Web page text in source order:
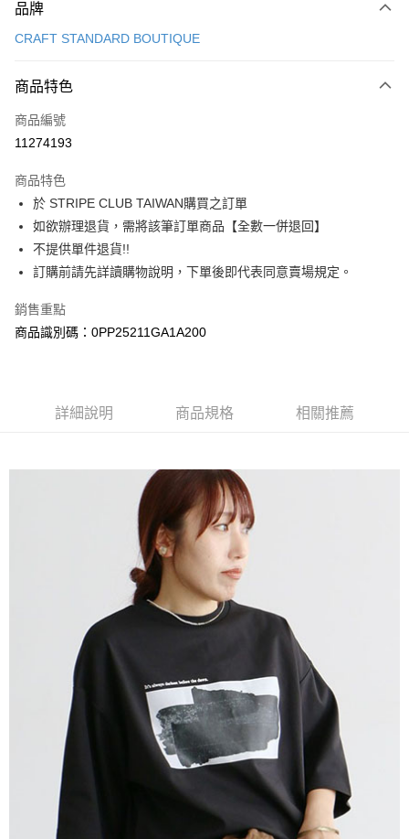
信用卡一次付款
3 期 0 利率 每期
合作金庫商業銀行
上海商業儲蓄銀行
臺灣中小企業銀行
匯豐（台灣）商業銀行
華泰商業銀行
聯邦商業銀行
遠東國際商業銀行
元大商業銀行
玉山商業銀行
星展（台灣）商業銀行
台灣樂天信用卡公司
超商取貨付款
LINE Pay
Apple Pay
街口支付
悠遊付
大哥付你分期
相關說明
流程，驗證手機門號後，選擇欲分期的期數、繳款截止日，確認付款後即完
消。如遇「轉專審核」未通過狀況，表示未達大哥付你分期系統評分，恕無
1.分期款項不併入電信帳單，「大哥付你分期」於每月結算日後寄送繳費提
2.透過簡訊連結打開帳單後，可選擇「超商條碼／台灣大直營門市／銀行轉
帳／街口支付／iPASS MONEY」等通路繳費。
1.本服務係由「台灣大哥大股份有限公司」（以下簡稱本公司）所提供，讓
用戶於交易時，得透過本服務購買商品或服務，並由商店將買賣／分期付款
買賣價金債權讓與本公司後，依約使用本公司帳單繳交帳款。
2.基於同意付款使用「大哥付你分期」之契約關係目的，商店將以您的個人
資料（包含姓名、電話或地址）提供予台灣大哥大進項蒐集、處理及利用，
由本公司與您本人進行分期帳單所需資料之確認、核對及更正。
3.完整用戶服務條款，請詳閱以下連結：
https://oppay.tw/userRule
【關於「AFTEE先享後付」】
１．簡單：不需註冊會員、不需綁卡、不需儲值。
２．便利：只要手機號碼，簡訊認證，即可結帳。
３．安心：先確認商品／服務後，再付款。
【「AFTEE先享後付」結帳流程】
１．於結帳方式選擇「AFTEE先享後付」後，將跳轉至「AFTEE先享後付」
結帳頁面，進行簡訊認證並確認金額後，即可完成結帳。
２．訂單成立數日內，您將收到繳費通知簡訊。
３．收到繳費通知簡訊後14天內，點擊此簡訊中的連結，可透過四大超商／
ATM／網路銀行／等多元方式進行付款，方視為交易完成。
※ 請注意：結帳手續完成當下不需立刻繳費，但若您需要取消訂單，請聯絡
購買商品的店家。未經商家同意取消之訂單仍視為有效，需透過AFTEE先享
後付繳納相關費用。
※ 交易是否成功請以「AFTEE先享後付 」之結帳頁面顯示為準，若有關於
是否繳費成功／繳費後需取消欲退款等相關疑問，請聯繫「AFTEE先享後付
客戶支援中心」
https://netprotections.freshdesk.com/support/home
【注意事項】
１．透過由恩沛科技股份有限公司提供之「AFTEE先享後付」服務完成之交
易，需依本服務之必要範圍內提供個人資料，並將交易相關給付款項請求債
權轉讓予恩沛科技股份有限公司。
２．關於個人資料處理事宜，請瀏覽以下網址：
https://aftee.tw/terms/#terms3
每筆NT$60，滿NT$388(含以上)免運費
每筆NT$60，滿NT$388(含以上)免運費
萊爾富取貨付款
每筆NT$60，滿NT$888(含以上)免運費
萊爾富純取貨
每筆NT$60，滿NT$888(含以上)免運費
7-11取貨付款
每筆NT$60，滿NT$888(含以上)免運費
7-11純取貨
每筆NT$60，滿NT$888(含以上)免運費
品牌
CRAFT STANDARD BOUTIQUE
商品特色
商品編號
11274193
商品特色
於 STRIPE CLUB TAIWAN購買之訂單
如欲辦理退貨，需將該筆訂單商品【全數一併退回】
不提供單件退貨!!
訂購前請先詳讀購物說明，下單後即代表同意賣場規定。
銷售重點
商品識別碼：0PP25211GA1A200
詳細說明 商品規格 相關推薦